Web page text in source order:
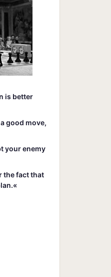
is better
good move,
your enemy
the fact that